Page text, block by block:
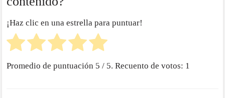
¡Haz clic en una estrella para puntuar!
Promedio de puntuación 5 / 5. Recuento de votos: 1